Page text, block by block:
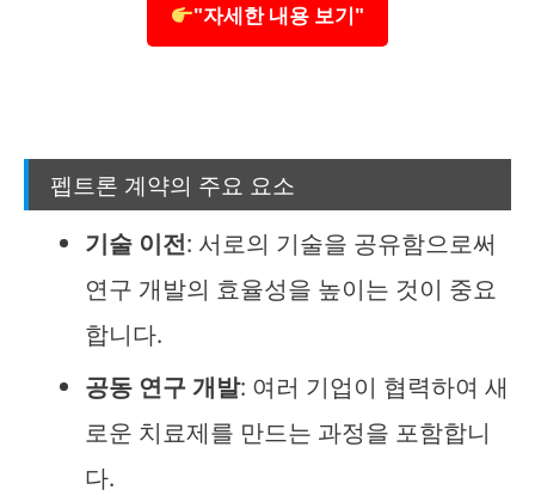
"자세한 내용 보기"
펩트론 계약의 주요 요소
기술 이전: 서로의 기술을 공유함으로써
연구 개발의 효율성을 높이는 것이 중요
합니다.
공동 연구 개발: 여러 기업이 협력하여 새
로운 치료제를 만드는 과정을 포함합니
다.